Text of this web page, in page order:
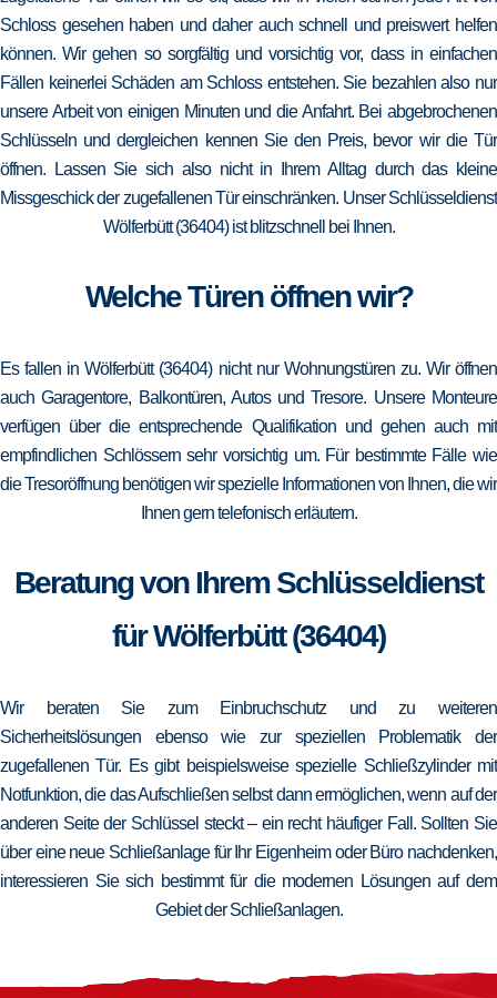
Schloss gesehen haben und daher auch schnell und preiswert helfen
können. Wir gehen so sorgfältig und vorsichtig vor, dass in einfachen
Fällen keinerlei Schäden am Schloss entstehen. Sie bezahlen also nur
unsere Arbeit von einigen Minuten und die Anfahrt. Bei abgebrochenen
Schlüsseln und dergleichen kennen Sie den Preis, bevor wir die Tür
öffnen. Lassen Sie sich also nicht in Ihrem Alltag durch das kleine
Missgeschick der zugefallenen Tür einschränken. Unser Schlüsseldienst
Wölferbütt (36404) ist blitzschnell bei Ihnen.
Welche Türen öffnen wir?
Es fallen in Wölferbütt (36404) nicht nur Wohnungstüren zu. Wir öffnen
auch Garagentore, Balkontüren, Autos und Tresore. Unsere Monteure
verfügen über die entsprechende Qualifikation und gehen auch mit
empfindlichen Schlössern sehr vorsichtig um. Für bestimmte Fälle wie
die Tresoröffnung benötigen wir spezielle Informationen von Ihnen, die wir
Ihnen gern telefonisch erläutern.
Beratung von Ihrem Schlüsseldienst
für Wölferbütt (36404)
Wir beraten Sie zum Einbruchschutz und zu weiteren
Sicherheitslösungen ebenso wie zur speziellen Problematik der
zugefallenen Tür. Es gibt beispielsweise spezielle Schließzylinder mit
Notfunktion, die das Aufschließen selbst dann ermöglichen, wenn auf der
anderen Seite der Schlüssel steckt – ein recht häufiger Fall. Sollten Sie
über eine neue Schließanlage für Ihr Eigenheim oder Büro nachdenken,
interessieren Sie sich bestimmt für die modernen Lösungen auf dem
Gebiet der Schließanlagen.